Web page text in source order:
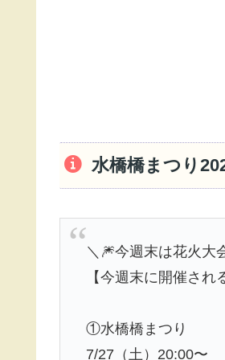
水橋橋まつり
＼🎆今週末は花火大
【今週末に開催さ
①水橋橋まつり
7/27（土）20:00〜